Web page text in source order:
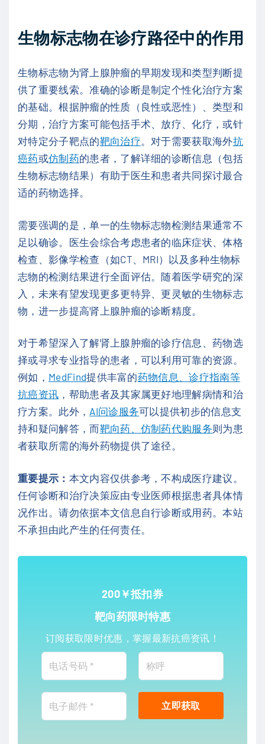
生物标志物在诊疗路径中的作用
生物标志物为肾上腺肿瘤的早期发现和类型判断提
供了重要线索。准确的诊断是制定个性化治疗方案
的基础。根据肿瘤的性质（良性或恶性）、类型和
分期，治疗方案可能包括手术、放疗、化疗，或针
对特定分子靶点的靶向治疗。对于需要获取海外抗
癌药或仿制药的患者，了解详细的诊断信息（包括
生物标志物结果）有助于医生和患者共同探讨最合
适的药物选择。
需要强调的是，单一的生物标志物检测结果通常不
足以确诊。医生会综合考虑患者的临床症状、体格
检查、影像学检查（如CT、MRI）以及多种生物标
志物的检测结果进行全面评估。随着医学研究的深
入，未来有望发现更多更特异、更灵敏的生物标志
物，进一步提高肾上腺肿瘤的诊断精度。
对于希望深入了解肾上腺肿瘤的诊疗信息、药物选
择或寻求专业指导的患者，可以利用可靠的资源。
例如， MedFind提供丰富的药物信息、诊疗指南等
抗癌资讯 ，帮助患者及其家属更好地理解病情和治
疗方案。此外， AI问诊服务可以提供初步的信息支
持和疑问解答，而靶向药、仿制药代购服务则为患
者获取所需的海外药物提供了途径。
重要提示： 本文内容仅供参考，不构成医疗建议。
任何诊断和治疗决策应由专业医师根据患者具体情
况作出。请勿依据本文信息自行诊断或用药。本站
不承担由此产生的任何责任。
200￥抵扣券
靶向药限时特惠
订阅获取限时优惠，掌握最新抗癌资讯！